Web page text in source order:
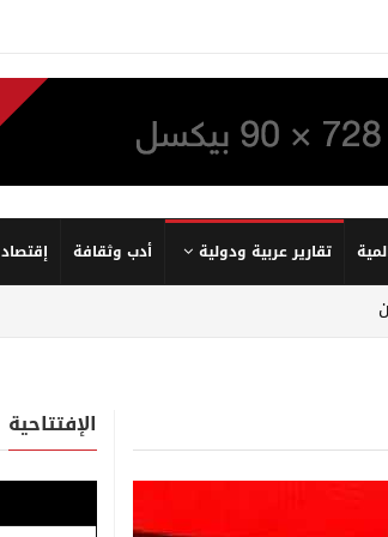
تقارير عربية ودولية أدب وثقافة إقتصاد
الإفتتاحية